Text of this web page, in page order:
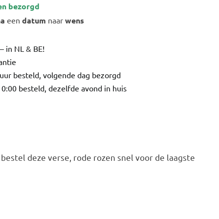
bezorgd
eendatum naarwens
in NL & BE!
besteld, volgende dag bezorgd
besteld, dezelfde avond in huis
deze verse, rode rozen snel voor de laagste